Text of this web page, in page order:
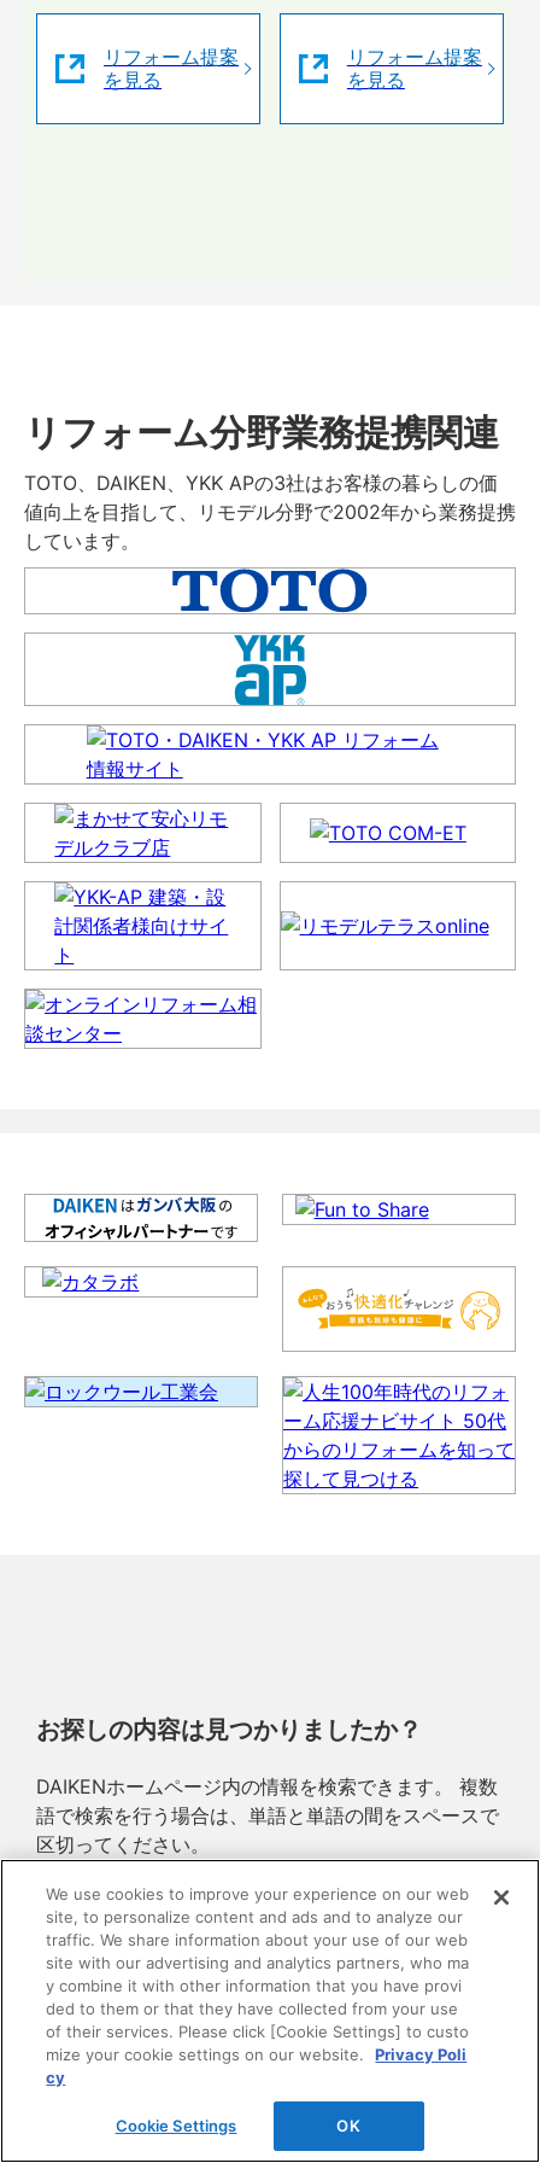
リフォーム提案
を見る
リフォーム提案
を見る
リフォーム分野業務提携関連
TOTO、DAIKEN、YKK APの3社はお客様の暮らしの価
値向上を目指して、リモデル分野で2002年から業務提携
しています。
お探しの内容は見つかりましたか？
DAIKENホームページ内の情報を検索できます。 複数
語で検索を行う場合は、単語と単語の間をスペースで
区切ってください。
We use cookies to improve your experience on our web
site, to personalize content and ads and to analyze our
traffic. We share information about your use of our web
site with our advertising and analytics partners, who ma
y combine it with other information that you have provi
ded to them or that they have collected from your use
of their services. Please click [Cookie Settings] to custo
mize your cookie settings on our website.
Privacy Poli
cy
Cookie Settings OK